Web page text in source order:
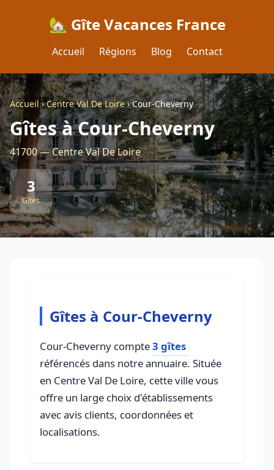
🏡 Gîte Vacances France
Accueil Régions Blog Contact
Accueil›Centre Val De Loire›Cour-Cheverny
Gîtes à Cour-Cheverny
41700 — Centre Val De Loire
3
Gîtes
Gîtes à Cour-Cheverny
Cour-Cheverny compte3 gîtes
référencés dans notre annuaire. Située
en Centre Val De Loire, cette ville vous
offre un large choix d'établissements
avec avis clients, coordonnées et
localisations.